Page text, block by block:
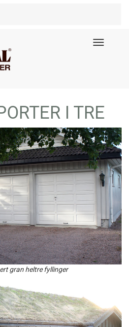
Toggle
I TRE
gran heltre fyllinger